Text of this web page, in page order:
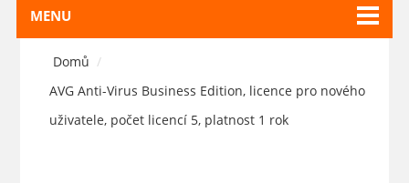
MENU
Domů /
AVG Anti-Virus Business Edition, licence pro nového
uživatele, počet licencí 5, platnost 1 rok